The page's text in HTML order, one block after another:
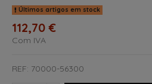
Últimos artigos em stock
112,70 €
Com IVA
REF: 70000-56300